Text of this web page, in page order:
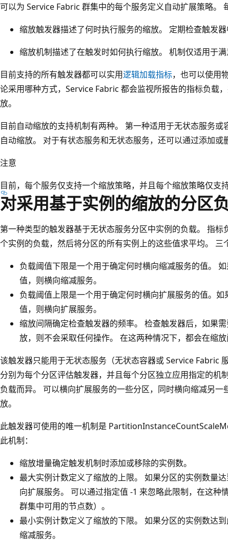
可以为 Service Fabric 群集中的每个服务定义自动扩展策略。
缩放触发器描述了何时执行服务的缩放。 定期检查触发
缩放机制描述了在触发时如何执行缩放。 机制仅适用于满
目前支持的所有触发器都可以实用逻辑加载指标，也可以使用
论采用哪种方式，Service Fabric 都会监视所报告的指标负载
放。
目前自动缩放的支持机制有两种。 第一种适用于无状态服务或
自动缩放。 对于有状态服务和无状态服务，还可以通过添加或
注意
目前，每个服务仅支持一个缩放策略，并且每个缩放策略仅支
对采用基于实例的缩放的分区
第一种类型的触发器基于无状态服务分区中实例的负载。 指
个实例的负载，然后将分区的所有实例上的这些值求平均。 三
负载阈值下限是一个用于确定何时横向缩减服务的值。
值，则横向缩减服务。
负载阈值上限是一个用于确定何时横向扩展服务的值。如
值，则横向扩展服务。
缩放间隔确定检查触发器的频率。 检查触发器后，如果
放，则不会采取任何操作。 在这两种情况下，都会在缩
该触发器只能用于无状态服务（无状态容器或 Service Fabric
分别为每个分区评估触发器，并且每个分区独立应用指定的机
负载而异。 可以横向扩展服务的一些分区，同时横向缩减另
放。
此触发器可使用的唯一机制是
此机制：
缩放增量确定触发机制时添加或移除的实例数。
最大实例计数定义了缩放的上限。 如果分区的实例数量
向扩展服务。 可以通过指定值 -1 来忽略此限制，在这种
群集中可用的节点数）。
最小实例计数定义了缩放的下限。 如果分区的实例数达
缩减服务。